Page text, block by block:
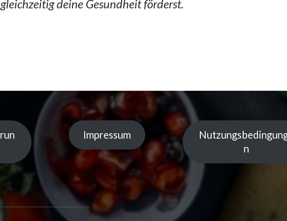
deine Gesundheit förderst.
Impressum
n